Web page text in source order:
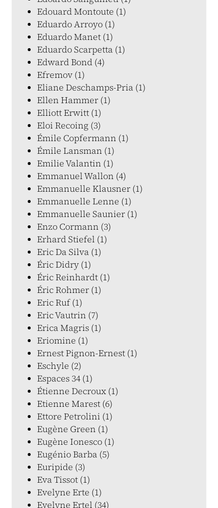
Edouard Montoute (1)
Eduardo Arroyo (1)
Eduardo Manet (1)
Eduardo Scarpetta (1)
Edward Bond (4)
Efremov (1)
Eliane Deschamps-Pria (1)
Ellen Hammer (1)
Elliott Erwitt (1)
Eloi Recoing (3)
Émile Copfermann (1)
Émile Lansman (1)
Emilie Valantin (1)
Emmanuel Wallon (4)
Emmanuelle Klausner (1)
Emmanuelle Lenne (1)
Emmanuelle Saunier (1)
Enzo Cormann (3)
Erhard Stiefel (1)
Eric Da Silva (1)
Éric Didry (1)
Éric Reinhardt (1)
Éric Rohmer (1)
Eric Ruf (1)
Eric Vautrin (7)
Erica Magris (1)
Eriomine (1)
Ernest Pignon-Ernest (1)
Eschyle (2)
Espaces 34 (1)
Étienne Decroux (1)
Etienne Marest (6)
Ettore Petrolini (1)
Eugène Green (1)
Eugène Ionesco (1)
Eugénio Barba (5)
Euripide (3)
Eva Tissot (1)
Evelyne Erte (1)
Evelyne Ertel (34)